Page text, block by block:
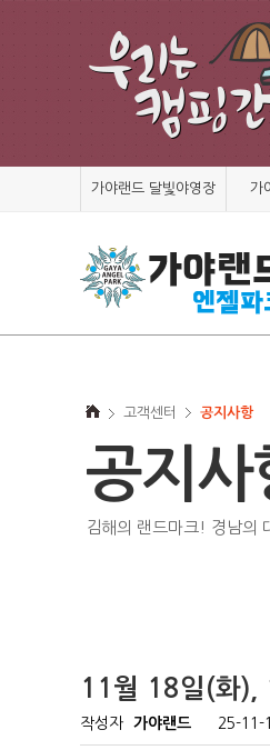
가야랜드 달빛야영장 가
고객센터 공지사항
공지사
김해의 랜드마크! 경남의
11월 18일(화),
작성자 가야랜드 25-11-